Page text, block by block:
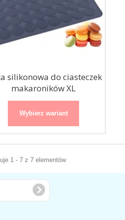
silikonowa do ciasteczek
makaroników XL
Wybierz wariant
1 - 7 z 7 elementów